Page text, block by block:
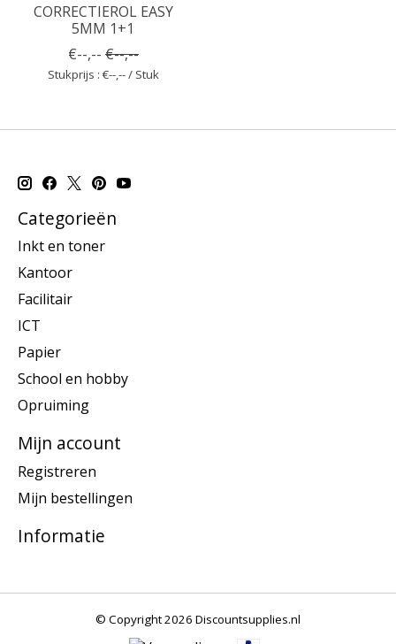
CORRECTIEROL EASY
5MM 1+1
€--,-- €--,--
Stukprijs : €--,-- / Stuk
Categorieën
Inkt en toner
Kantoor
Facilitair
ICT
Papier
School en hobby
Opruiming
Mijn account
Registreren
Mijn bestellingen
Informatie
© Copyright 2026 Discountsupplies.nl